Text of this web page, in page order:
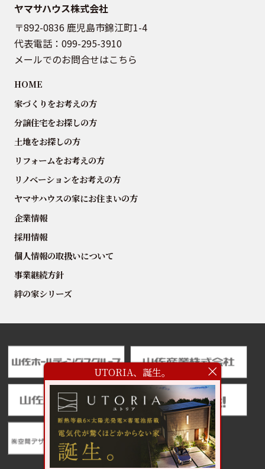
ヤマサハウス株式会社
〒892-0836 鹿児島市錦江町1-4
代表電話： 099-295-3910
メールでのお問合せはこちら
HOME
家づくりをお考えの方
分譲住宅をお探しの方
土地をお探しの方
リフォームをお考えの方
リノベーションをお考えの方
ヤマサハウスの家にお住まいの方
企業情報
採用情報
個人情報の取扱いについて
事業継続方針
絆の家シリーズ
UTORIA、誕生。